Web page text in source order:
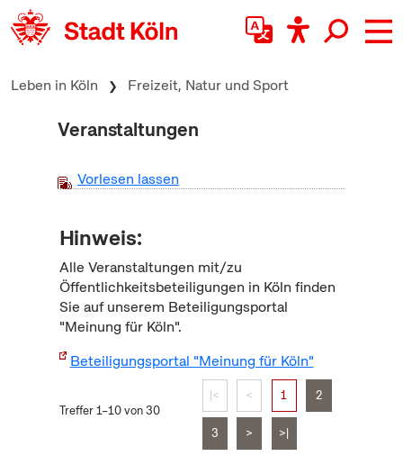
zum Inhalt springen
Leben in Köln Freizeit, Natur und Sport
Veranstaltungen
Vorlesen lassen
Hinweis:
Alle Veranstaltungen mit/zu
Öffentlichkeitsbeteiligungen in Köln finden
Sie auf unserem Beteiligungsportal
"Meinung für Köln".
Beteiligungsportal "Meinung für Köln"
Treffer 1–10 von 30
|< < 1 2
3 > >|